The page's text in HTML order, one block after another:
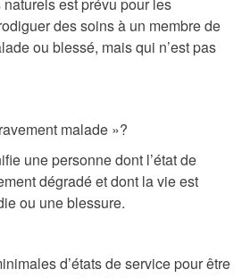
des soins à un membre de
ou blessé, mais qui n’est pas
malade »?
une personne dont l’état de
dégradé et dont la vie est
ou une blessure.
d’états de service pour être